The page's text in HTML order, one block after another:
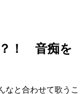
！ 音痴を
なと合わせて歌うこ